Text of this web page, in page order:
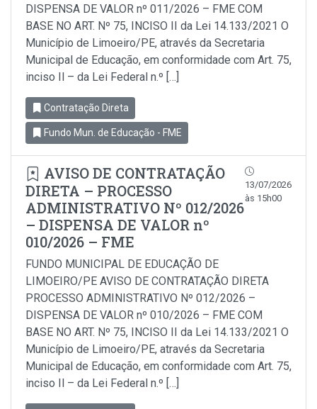
DISPENSA DE VALOR nº 011/2026 – FME COM
BASE NO ART. Nº 75, INCISO II da Lei 14.133/2021 O
Município de Limoeiro/PE, através da Secretaria
Municipal de Educação, em conformidade com Art. 75,
inciso Il – da Lei Federal n.º […]
Contratação Direta
Fundo Mun. de Educação - FME
AVISO DE CONTRATAÇÃO
DIRETA – PROCESSO
ADMINISTRATIVO Nº 012/2026
– DISPENSA DE VALOR nº
010/2026 – FME
13/07/2026
às 15h00
FUNDO MUNICIPAL DE EDUCAÇÃO DE
LIMOEIRO/PE AVISO DE CONTRATAÇÃO DIRETA
PROCESSO ADMINISTRATIVO Nº 012/2026 –
DISPENSA DE VALOR nº 010/2026 – FME COM
BASE NO ART. Nº 75, INCISO II da Lei 14.133/2021 O
Município de Limoeiro/PE, através da Secretaria
Municipal de Educação, em conformidade com Art. 75,
inciso Il – da Lei Federal n.º […]